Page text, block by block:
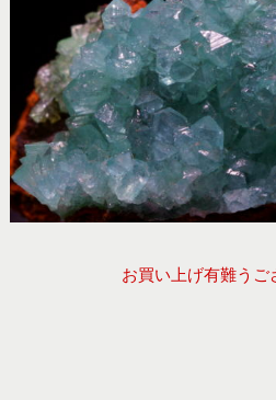
お買い上げ有難うご